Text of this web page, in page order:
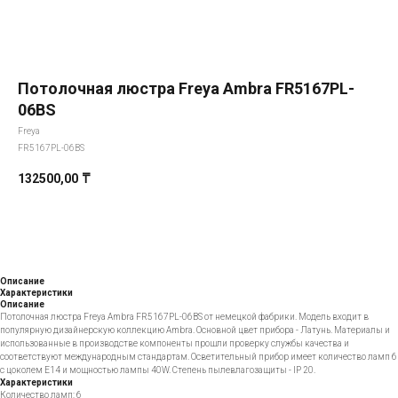
Потолочная люстра Freya Ambra FR5167PL-
06BS
Freya
FR5167PL-06BS
132500,00 ₸
Описание
Характеристики
Описание
Потолочная люстра Freya Ambra FR5167PL-06BS от немецкой фабрики. Модель входит в
популярную дизайнерскую коллекцию Ambra. Основной цвет прибора - Латунь. Материалы и
использованные в производстве компоненты прошли проверку службы качества и
соответствуют международным стандартам. Осветительный прибор имеет количество ламп 6
с цоколем E14 и мощностью лампы 40W. Степень пылевлагозащиты - IP 20.
Характеристики
Количество ламп: 6